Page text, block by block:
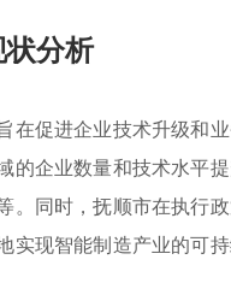
分析
在促进企业技术升级和
企业数量和技术水平提
。同时，抚顺市在执行
实现智能制造产业的可